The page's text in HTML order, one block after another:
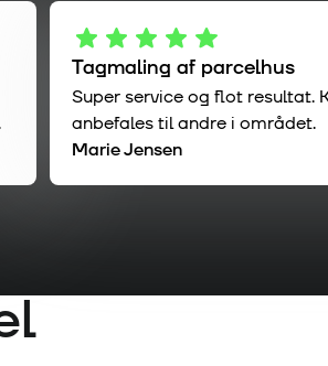
Tagmaling af parcelhus
Super service og flot resultat.
anbefales til andre i området.
Marie Jensen